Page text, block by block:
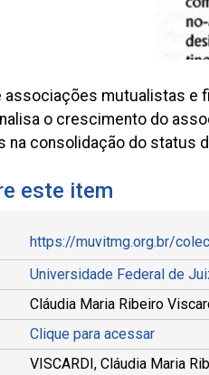
mutualistas e
o crescimento do
na consolidação do status
este item
https://muvitmg.org.br/
Universidade Federal de
Cláudia Maria Ribeiro
Clique para acessar
VISCARDI, Cláudia Maria